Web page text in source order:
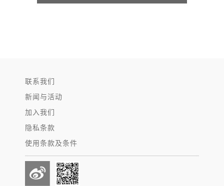
联系我们
新闻与活动
加入我们
隐私条款
使用条款及条件